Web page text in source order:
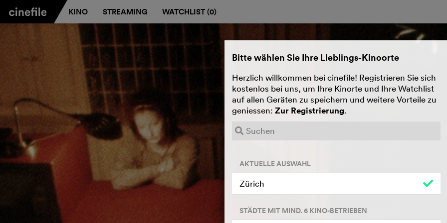
KINO STREAMING WATCHLIST (0)
Bitte wählen Sie Ihre Lieblings-Kinoorte
Herzlich willkommen bei cinefile! Registrieren Sie sich
kostenlos bei uns, um Ihre Kinorte und Ihre Watchlist
auf allen Geräten zu speichern und weitere Vorteile zu
geniessen: Zur Registrierung.
AKTUELLE AUSWAHL
Zürich
STÄDTE MIT MIND. 6 KINO-BETRIEBEN